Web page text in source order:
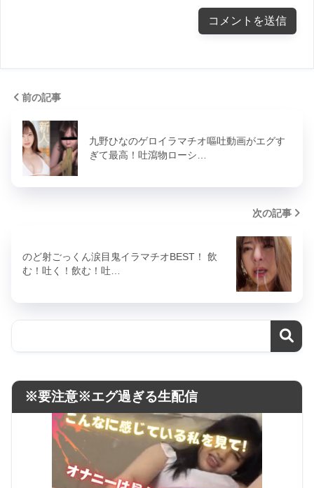
前の記事
九野ひなのゲロイラマチオ嘔吐動画がエグす
ぎて最高！吐瀉物ローシ…
次の記事
のど射ごっくん涙目鬼イラマチオBEST！ 飲
む！吐く！飲む！吐…
※要注意※エグ過ぎる生配信